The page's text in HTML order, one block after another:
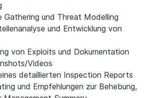
Gathering und Threat Modelling
und Entwicklung von
von Exploits und Dokumentation
Videos
detaillierten Inspection Reports
und Empfehlungen zur Behebung,